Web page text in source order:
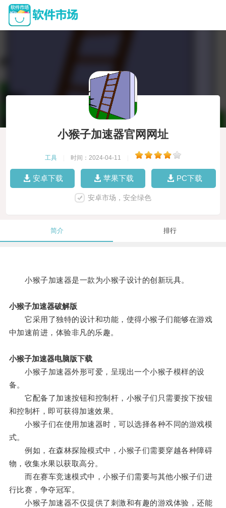
小猴子加速器官网网址
工具 时间：2024-04-11
安卓下载 苹果下载 PC下载
安卓市场，安全绿色
简介 排行
小猴子加速器是一款为小猴子设计的创新玩具。
小猴子加速器破解版
它采用了独特的设计和功能，使得小猴子们能够在游戏
中加速前进，体验非凡的乐趣。
小猴子加速器电脑版下载
小猴子加速器外形可爱，呈现出一个小猴子模样的设
备。
它配备了加速按钮和控制杆，小猴子们只需要按下按钮
和控制杆，即可获得加速效果。
小猴子们在使用加速器时，可以选择各种不同的游戏模
式。
例如，在森林探险模式中，小猴子们需要穿越各种障碍
物，收集水果以获取高分。
而在赛车竞速模式中，小猴子们需要与其他小猴子们进
行比赛，争夺冠军。
小猴子加速器不仅提供了刺激和有趣的游戏体验，还能